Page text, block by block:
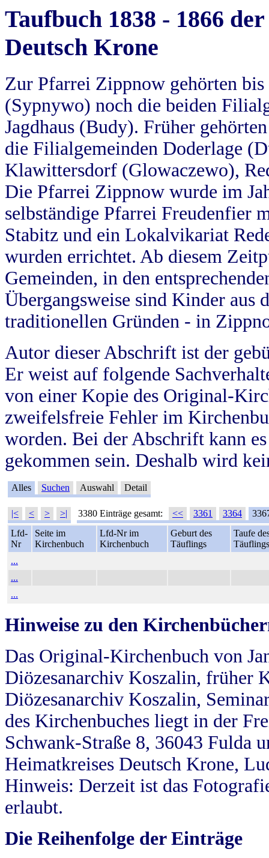
Taufbuch 1838 - 1866
Deutsch Krone
Zur Pfarrei Zippnow gehörten
(Sypnywo) noch die beiden
Jagdhaus (Budy). Früher
die Filialgemeinden Doderlage
Klawittersdorf (Glowaczewo),
Die Pfarrei Zippnow wurde im
selbständige Pfarrei Freudenfier
Stabitz und ein Lokalvikariat
wurden errichtet. Ab diesem
Gemeinden, in den
Übergangsweise sind Kinder aus
traditionellen Gründen - in
Autor dieser Abschrift ist der
Er weist auf folgende
von einer Kopie des Original-
zweifelsfreie Fehler im
worden. Bei der Abschrift kann
gekommen sein. Deshalb wird
Alles Suchen Auswahl Detail
|< < > >| 3380 Einträge gesamt: << 3361 3364
Lfd-
Nr
Seite im
Kirchenbuch
Lfd-Nr im
Kirchenbuch
Geburt des
Täuflings
Taufe
Täuflings
...
...
...
Hinweise zu den
Das Original-Kirchenbuch von
Diözesanarchiv Koszalin, früher
Diözesanarchiv Koszalin,
des Kirchenbuches liegt in der
Schwank-Straße 8, 36043 Fulda
Heimatkreises Deutsch Krone,
Hinweis: Derzeit ist das
erlaubt.
Die Reihenfolge der Einträge